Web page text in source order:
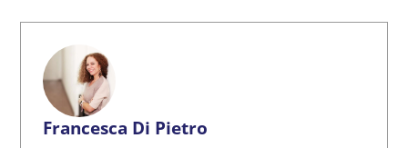
Francesca Di Pietro